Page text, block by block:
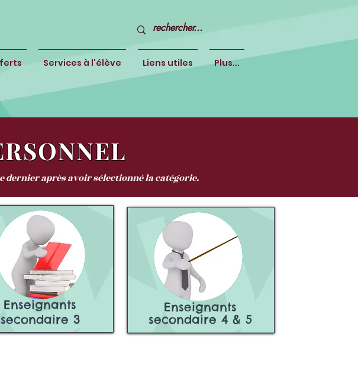
Services à l'élève Liens utiles Plus...
dernier après avoir sélectionné la catégorie.
Enseignants
secondaire 3
Enseignants
secondaire 4 & 5